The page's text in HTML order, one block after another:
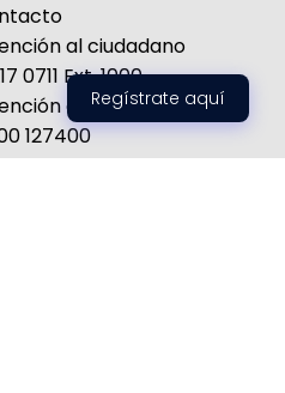
al ciudadano
0711 Ext. 1000
al turista
127400
Regístrate aquí